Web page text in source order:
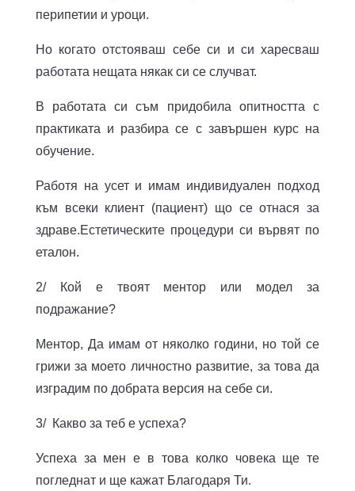
перипетии и уроци.
Но когато отстояваш себе си и си харесваш
работата нещата някак си се случват.
В работата си съм придобила опитността с
практиката и разбира се с завършен курс на
обучение.
Работя на усет и имам индивидуален подход
към всеки клиент (пациент) що се отнася за
здраве.Естетическите процедури си вървят по
еталон.
2/ Кой е твоят ментор или модел за
подражание?
Ментор, Да имам от няколко години, но той се
грижи за моето личностно развитие, за това да
изградим по добрата версия на себе си.
3/ Какво за теб е успеха?
Успеха за мен е в това колко човека ще те
погледнат и ще кажат Благодаря Ти.